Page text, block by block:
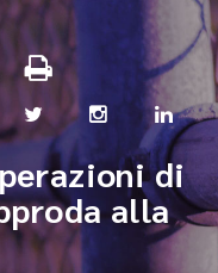
di
alla